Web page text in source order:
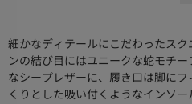
細かなディテールにこだわったス
ンの結び目にはユニークな蛇モチ
なシープレザーに、履き口は脚に
くりとした吸い付くようなインソー